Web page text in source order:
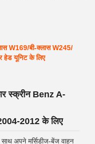
W169/बी-क्लास W245/
हेड यूनिट के लिए
स्क्रीन Benz A-
2012 के लिए
अपने मर्सिडीज-बेंज वाहन